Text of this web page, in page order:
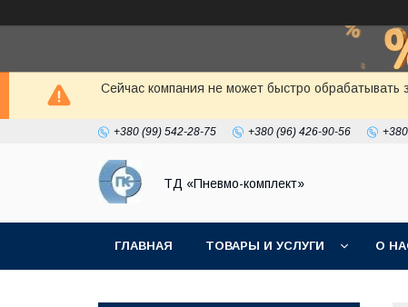
Сейчас компания не может быстро
+380 (99) 542-28-75 +380 (96) 426-90-56
ТД «Пневмо-комплект»
ГЛАВНАЯ ТОВАРЫ И УСЛУГИ О